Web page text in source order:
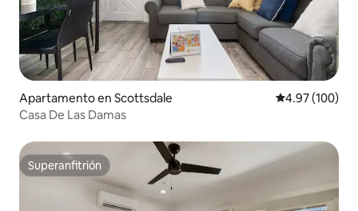
Apartamento en Scottsdale Calificación
4.97 (100)
Casa De Las Damas
Superanfitrión
Superanfitrión